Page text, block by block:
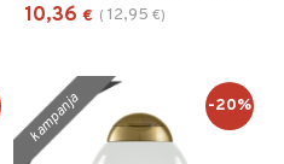
10,36 € ( 12,95 €)
kampanja -20%